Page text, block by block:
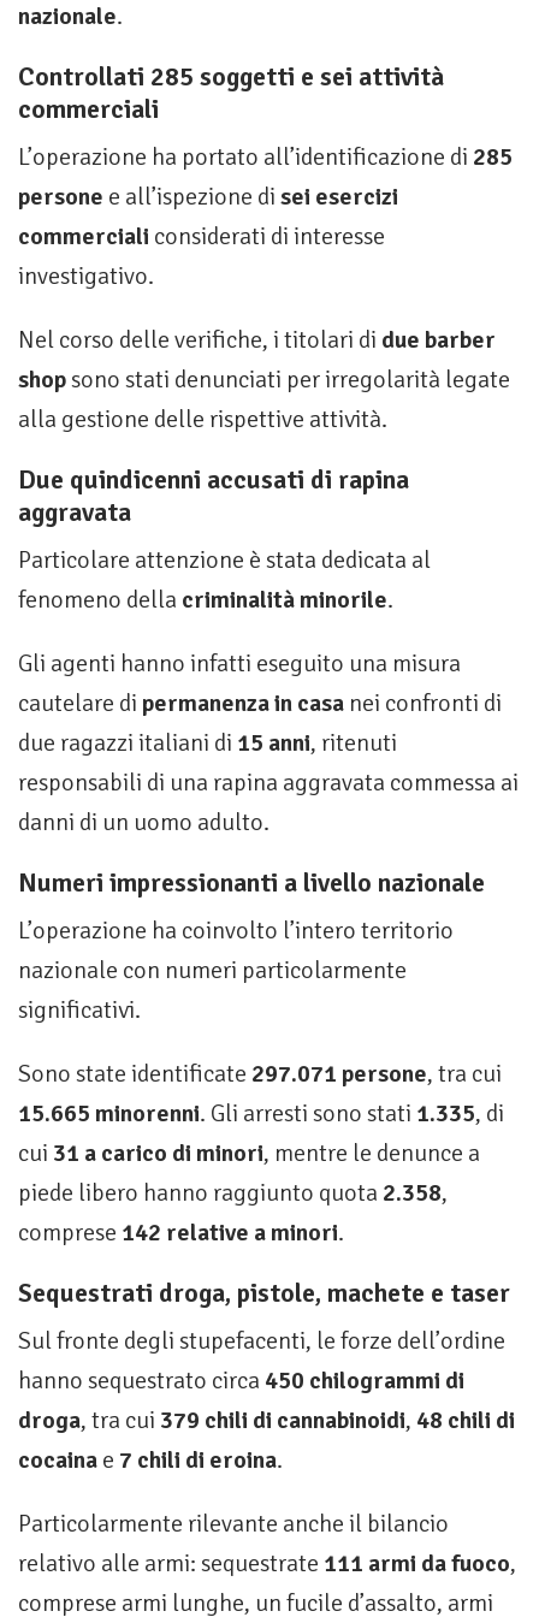
nazionale.
Controllati 285 soggetti e sei attività
commerciali
L’operazione ha portato all’identificazione di 285
persone e all’ispezione di sei esercizi
commerciali considerati di interesse
investigativo.
Nel corso delle verifiche, i titolari di due barber
shopsono stati denunciati per irregolarità legate
alla gestione delle rispettive attività.
Due quindicenni accusati di rapina
aggravata
Particolare attenzione è stata dedicata al
fenomeno della criminalità minorile.
Gli agenti hanno infatti eseguito una misura
cautelare di permanenza in casa nei confronti di
due ragazzi italiani di 15 anni, ritenuti
responsabili di una rapina aggravata commessa ai
danni di un uomo adulto.
Numeri impressionanti a livello nazionale
L’operazione ha coinvolto l’intero territorio
nazionale con numeri particolarmente
significativi.
Sono state identificate 297.071 persone, tra cui
15.665 minorenni. Gli arresti sono stati 1.335, di
cui 31 a carico di minori, mentre le denunce a
piede libero hanno raggiunto quota 2.358,
comprese 142 relative a minori.
Sequestrati droga, pistole, machete e taser
Sul fronte degli stupefacenti, le forze dell’ordine
hanno sequestrato circa 450 chilogrammi di
droga, tra cui 379 chili di cannabinoidi, 48 chili di
cocaina e 7 chili di eroina.
Particolarmente rilevante anche il bilancio
relativo alle armi: sequestrate 111 armi da fuoco,
comprese armi lunghe, un fucile d’assalto, armi